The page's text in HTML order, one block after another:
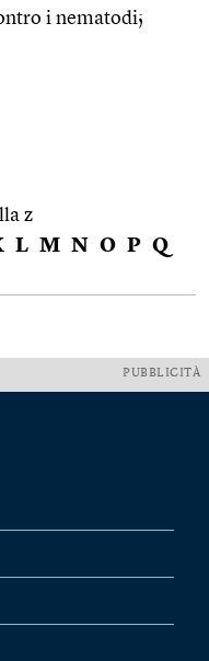
i nematodi;
z
L M N O P Q
PUBBLICITÀ